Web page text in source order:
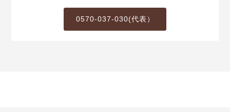
0570-037-030(代表）